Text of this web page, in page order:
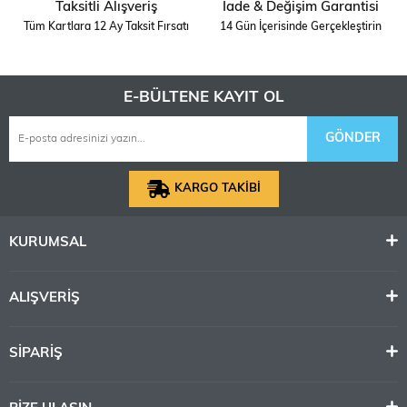
Ölçek 1/35 ÖLÇEK
Taksitli Alışveriş
Tüm Kartlara 12 Ay Taksit Fırsatı
İade & Değişim Garantisi
14 Gün İçerisinde Gerçekleştirin
E-BÜLTENE KAYIT OL
GÖNDER
KARGO TAKİBİ
KURUMSAL
ALIŞVERİŞ
SİPARİŞ